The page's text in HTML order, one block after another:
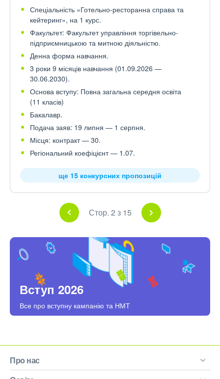
Спеціальність «Готельно-ресторанна справа та
кейтеринг», на 1 курс.
Факультет: Факультет управління торгівельно-
підприємницькою та митною діяльністю.
Денна форма навчання.
3 роки 9 місяців навчання (01.09.2026 —
30.06.2030).
Основа вступу: Повна загальна середня освіта
(11 класів)
Бакалавр.
Подача заяв: 19 липня — 1 серпня.
Місця: контракт — 30.
Регіональний коефіцієнт — 1.07.
ще 15 конкурсних пропозицій
Стор. 2 з 15
Вступ 2026
Все про вступну кампанію та НМТ
Про нас